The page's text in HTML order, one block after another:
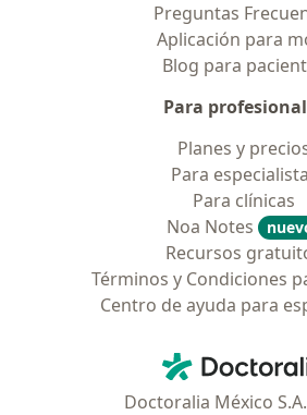
Preguntas
Aplicación para
Blog para
Para
Planes y
Para
Para clínicas
Noa Notes
Recursos
Términos y Condiciones
Centro de ayuda para
Doctoralia México S.A.